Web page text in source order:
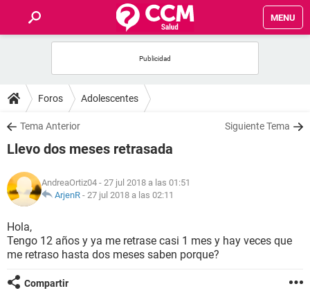
MENU
FOROS
SALUD
NUTRICIÓN
BIENESTAR
Foros Adolescentes
Tema Anterior Siguiente Tema
Llevo dos meses retrasada
AndreaOrtiz04 - 27 jul 2018 a las 01:51
ArjenR - 27 jul 2018 a las 02:11
Hola,
Tengo 12 años y ya me retrase casi 1 mes y hay veces que
me retraso hasta dos meses saben porque?
Compartir